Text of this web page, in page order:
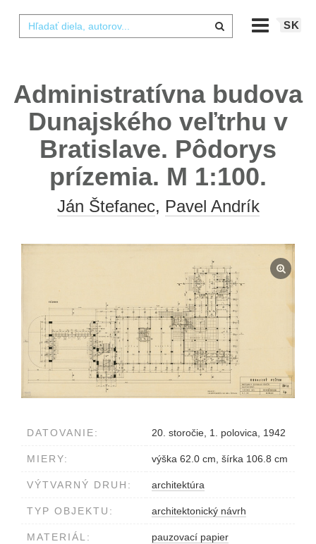
SK
Administratívna budova
Dunajského veľtrhu v
Bratislave. Pôdorys
prízemia. M 1:100.
Ján Štefanec, Pavel Andrík
DATOVANIE: 20. storočie, 1. polovica, 1942
MIERY: výška 62.0 cm, šírka 106.8 cm
VÝTVARNÝ DRUH: architektúra
TYP OBJEKTU: architektonický návrh
MATERIÁL: pauzovací papier